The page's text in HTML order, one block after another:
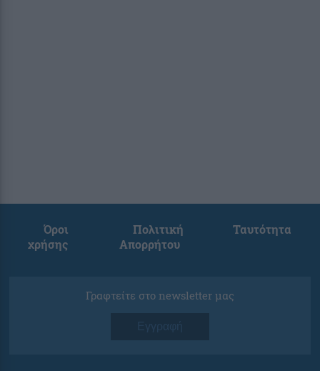
Όροι
χρήσης
Πολιτική
Απορρήτου
Ταυτότητα
Γραφτείτε στο newsletter μας
Εγγραφή